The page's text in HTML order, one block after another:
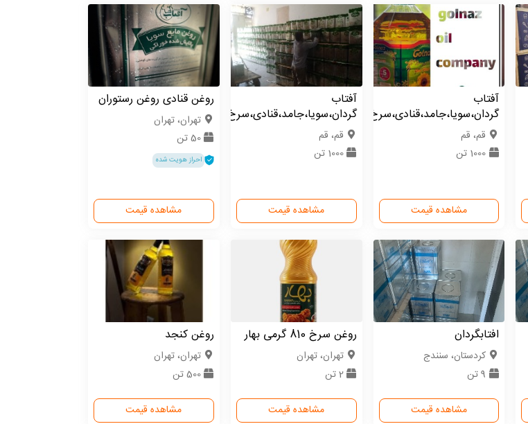
آفتاب
گردان،سویا،جامد،قنادی،سرخ
قم، قم
1000 تن
مشاهده قیمت
آفتاب
گردان،سویا،جامد،قنادی،سرخ
قم، قم
1000 تن
مشاهده قیمت
روغن قنادی روغن رستوران
تهران، تهران
50 تن
احراز هویت شده
مشاهده قیمت
افتابگردان
كردستان، سنندج
9 تن
مشاهده قیمت
روغن سرخ 810 گرمی بهار
تهران، تهران
2 تن
مشاهده قیمت
روغن کنجد
تهران، تهران
500 تن
مشاهده قیمت